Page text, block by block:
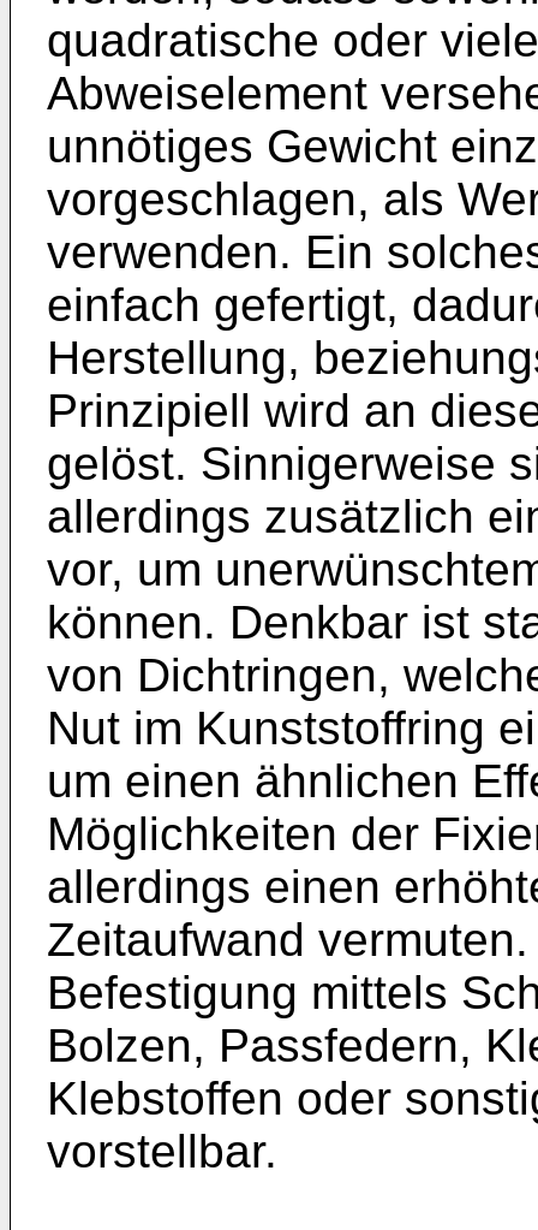
quadratische oder
Abweiselement
unnötiges Gewicht
vorgeschlagen, als
verwenden. Ein
einfach gefertigt,
Herstellung,
Prinzipiell wird an
gelöst. Sinnigerweise
allerdings zusätzlich
vor, um
können. Denkbar ist
von Dichtringen,
Nut im Kunststoffring
um einen ähnlichen
Möglichkeiten der
allerdings einen
Zeitaufwand
Befestigung mittels
Bolzen, Passfedern,
Klebstoffen oder
vorstellbar.